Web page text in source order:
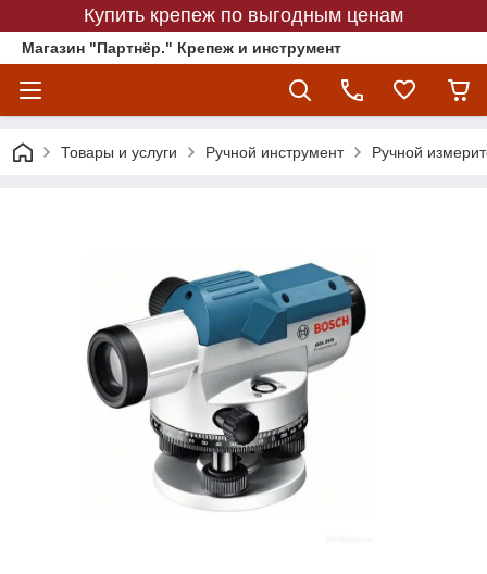
Купить крепеж по выгодным ценам
Магазин "Партнёр." Крепеж и инструмент
Товары и услуги Ручной инструмент Ручной